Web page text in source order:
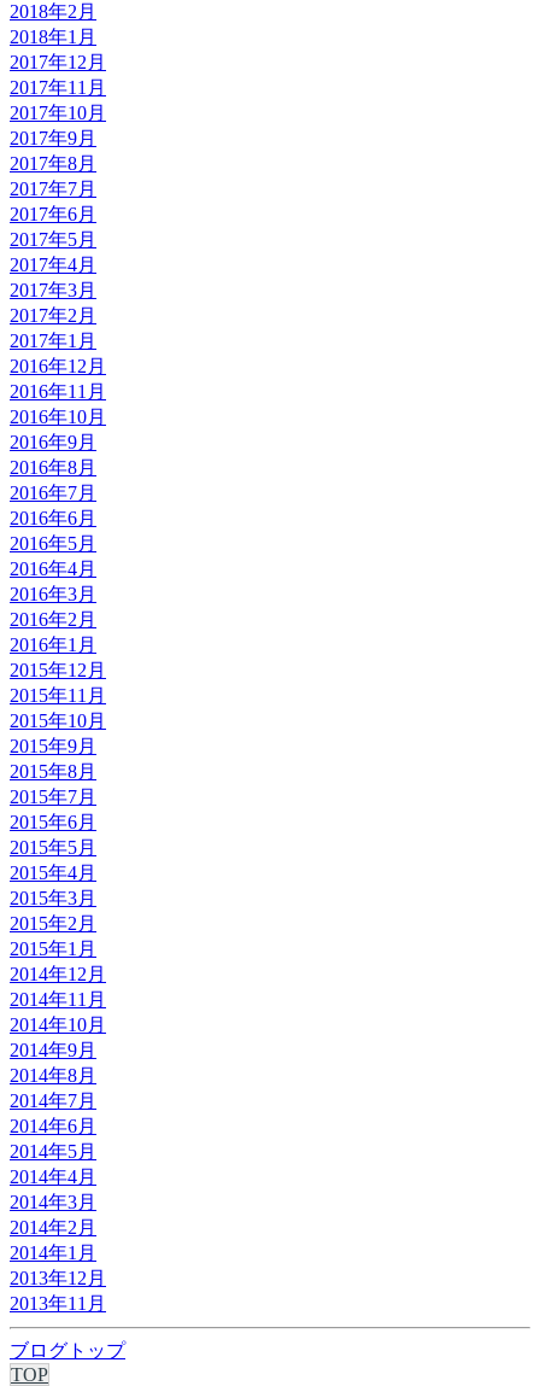
2018年2月
2018年1月
2017年12月
2017年11月
2017年10月
2017年9月
2017年8月
2017年7月
2017年6月
2017年5月
2017年4月
2017年3月
2017年2月
2017年1月
2016年12月
2016年11月
2016年10月
2016年9月
2016年8月
2016年7月
2016年6月
2016年5月
2016年4月
2016年3月
2016年2月
2016年1月
2015年12月
2015年11月
2015年10月
2015年9月
2015年8月
2015年7月
2015年6月
2015年5月
2015年4月
2015年3月
2015年2月
2015年1月
2014年12月
2014年11月
2014年10月
2014年9月
2014年8月
2014年7月
2014年6月
2014年5月
2014年4月
2014年3月
2014年2月
2014年1月
2013年12月
2013年11月
ブログトップ
TOP